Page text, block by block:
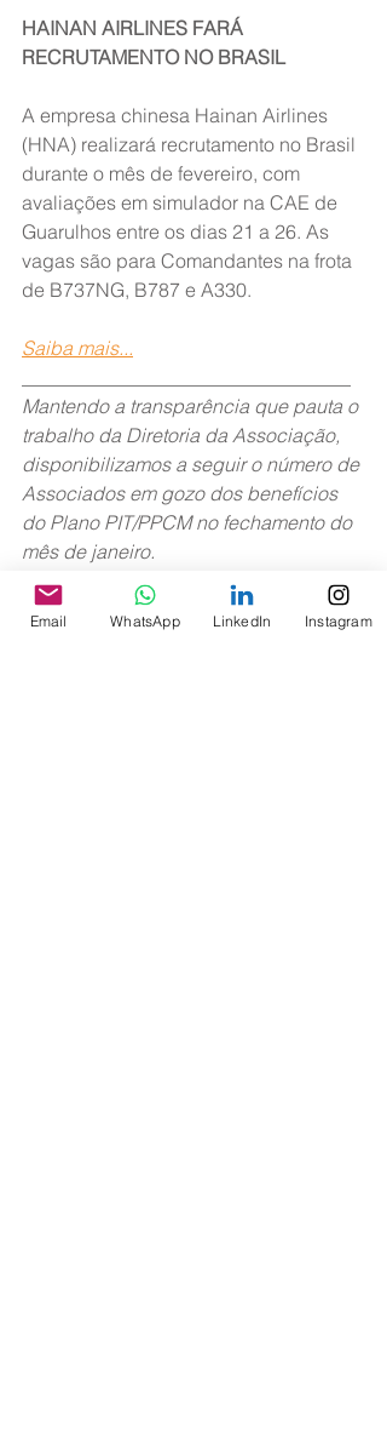
HAINAN AIRLINES FARÁ
RECRUTAMENTO NO BRASIL
A empresa chinesa Hainan Airlines
(HNA) realizará recrutamento no Brasil
durante o mês de fevereiro, com
avaliações em simulador na CAE de
Guarulhos entre os dias 21 a 26. As
vagas são para Comandantes na frota
de B737NG, B787 e A330.
Saiba mais...
Mantendo a transparência que pauta o
trabalho da Diretoria da Associação,
disponibilizamos a seguir o número de
Associados em gozo dos benefícios
do Plano PIT/PPCM no fechamento do
mês de janeiro.
Email WhatsApp LinkedIn Instagram